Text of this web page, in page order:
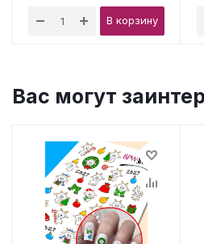
В корзину
Вас могут